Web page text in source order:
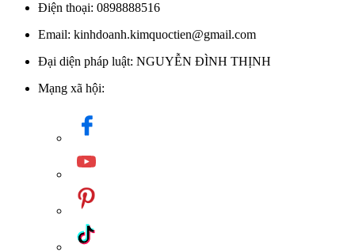
Điện thoại: 0898888516
Email: kinhdoanh.kimquoctien@gmail.com
Đại diện pháp luật: NGUYỄN ĐÌNH THỊNH
Mạng xã hội: